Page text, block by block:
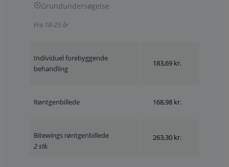
Grundundersøgelse
Fra 18-25 år
Individuel forebyggende
behandling
183,69 kr.
Røntgenbillede 168,98 kr.
Bitewings røntgenbillede
2 stk.
263,30 kr.